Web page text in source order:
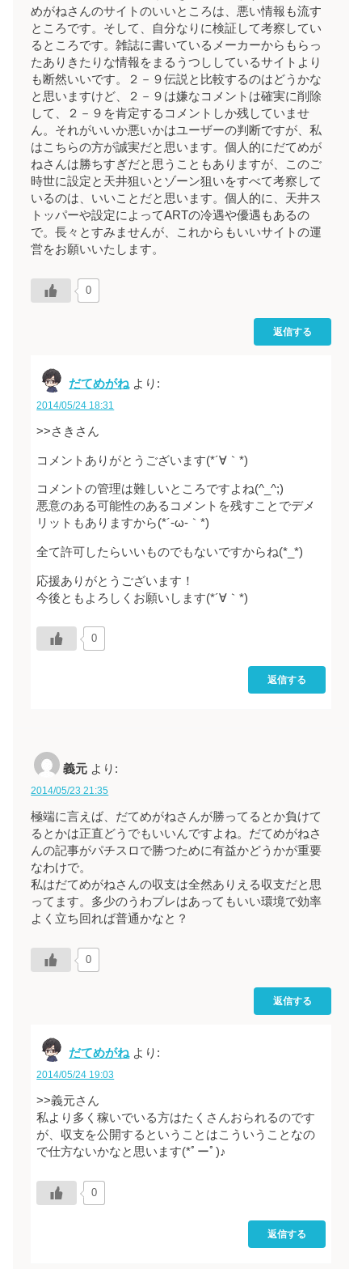
めがねさんのサイトのいいところは、悪い情報も流す
ところです。そして、自分なりに検証して考察してい
るところです。雑誌に書いているメーカーからもらっ
たありきたりな情報をまるうつししているサイトより
も断然いいです。２－９伝説と比較するのはどうかな
と思いますけど、２－９は嫌なコメントは確実に削除
して、２－９を肯定するコメントしか残していませ
ん。それがいいか悪いかはユーザーの判断ですが、私
はこちらの方が誠実だと思います。個人的にだてめが
ねさんは勝ちすぎだと思うこともありますが、このご
時世に設定と天井狙いとゾーン狙いをすべて考察して
いるのは、いいことだと思います。個人的に、天井ス
トッパーや設定によってARTの冷遇や優遇もあるの
で。長々とすみませんが、これからもいいサイトの運
営をお願いいたします。
0
返信する
だてめがね より:
2014/05/24 18:31
>>さきさん
コメントありがとうございます(*´∀｀*)
コメントの管理は難しいところですよね(^_^;)
悪意のある可能性のあるコメントを残すことでデメ
リットもありますから(*´-ω-｀*)
全て許可したらいいものでもないですからね(*_*)
応援ありがとうございます！
今後ともよろしくお願いします(*´∀｀*)
0
返信する
義元 より:
2014/05/23 21:35
極端に言えば、だてめがねさんが勝ってるとか負けて
るとかは正直どうでもいいんですよね。だてめがねさ
んの記事がパチスロで勝つために有益かどうかが重要
なわけで。
私はだてめがねさんの収支は全然ありえる収支だと思
ってます。多少のうわブレはあってもいい環境で効率
よく立ち回れば普通かなと？
0
返信する
だてめがね より:
2014/05/24 19:03
>>義元さん
私より多く稼いでいる方はたくさんおられるのです
が、収支を公開するということはこういうことなの
で仕方ないかなと思います(*ﾟーﾟ)♪
0
返信する